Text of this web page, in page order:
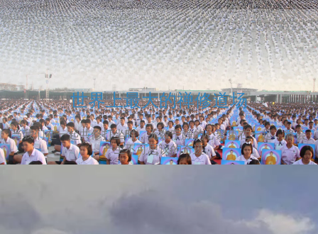
世界上最大的禅修道场
当我们在一起共修打坐时，无数宁静的心聚集在一起，将会
产生不可思议的奇迹。